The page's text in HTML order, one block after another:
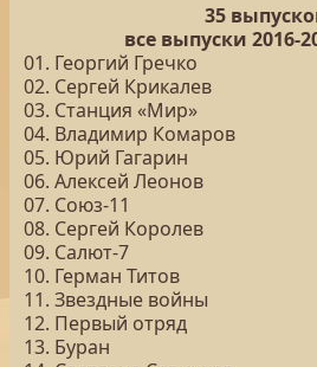
35
все выпуски 2016-
01. Георгий Гречко
02. Сергей Крикалев
03. Станция «Мир»
04. Владимир Комаров
05. Юрий Гагарин
06. Алексей Леонов
07. Союз-11
08. Сергей Королев
09. Салют-7
10. Герман Титов
11. Звездные войны
12. Первый отряд
13. Буран